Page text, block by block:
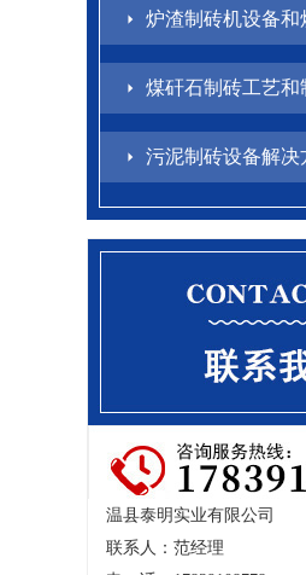
炉渣制砖机设备和
煤矸石制砖工艺和
污泥制砖设备解决
温县泰明实业有限公司
联系人：范经理